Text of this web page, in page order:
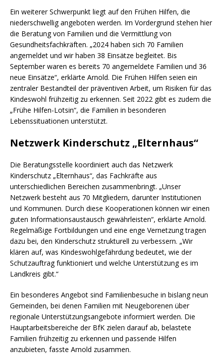
Ein weiterer Schwerpunkt liegt auf den Frühen Hilfen, die
niederschwellig angeboten werden. Im Vordergrund stehen hier
die Beratung von Familien und die Vermittlung von
Gesundheitsfachkräften. „2024 haben sich 70 Familien
angemeldet und wir haben 38 Einsätze begleitet. Bis
September waren es bereits 70 angemeldete Familien und 36
neue Einsätze“, erklärte Arnold. Die Frühen Hilfen seien ein
zentraler Bestandteil der präventiven Arbeit, um Risiken für das
Kindeswohl frühzeitig zu erkennen. Seit 2022 gibt es zudem die
„Frühe Hilfen-Lotsin“, die Familien in besonderen
Lebenssituationen unterstützt.
Netzwerk Kinderschutz „Elternhaus“
Die Beratungsstelle koordiniert auch das Netzwerk
Kinderschutz „Elternhaus“, das Fachkräfte aus
unterschiedlichen Bereichen zusammenbringt. „Unser
Netzwerk besteht aus 70 Mitgliedern, darunter Institutionen
und Kommunen. Durch diese Kooperationen können wir einen
guten Informationsaustausch gewährleisten“, erklärte Arnold.
Regelmäßige Fortbildungen und eine enge Vernetzung tragen
dazu bei, den Kinderschutz strukturell zu verbessern. „Wir
klären auf, was Kindeswohlgefährdung bedeutet, wie der
Schutzauftrag funktioniert und welche Unterstützung es im
Landkreis gibt.“
Ein besonderes Angebot sind Familienbesuche in bislang neun
Gemeinden, bei denen Familien mit Neugeborenen über
regionale Unterstützungsangebote informiert werden. Die
Hauptarbeitsbereiche der BfK zielen darauf ab, belastete
Familien frühzeitig zu erkennen und passende Hilfen
anzubieten, fasste Arnold zusammen.